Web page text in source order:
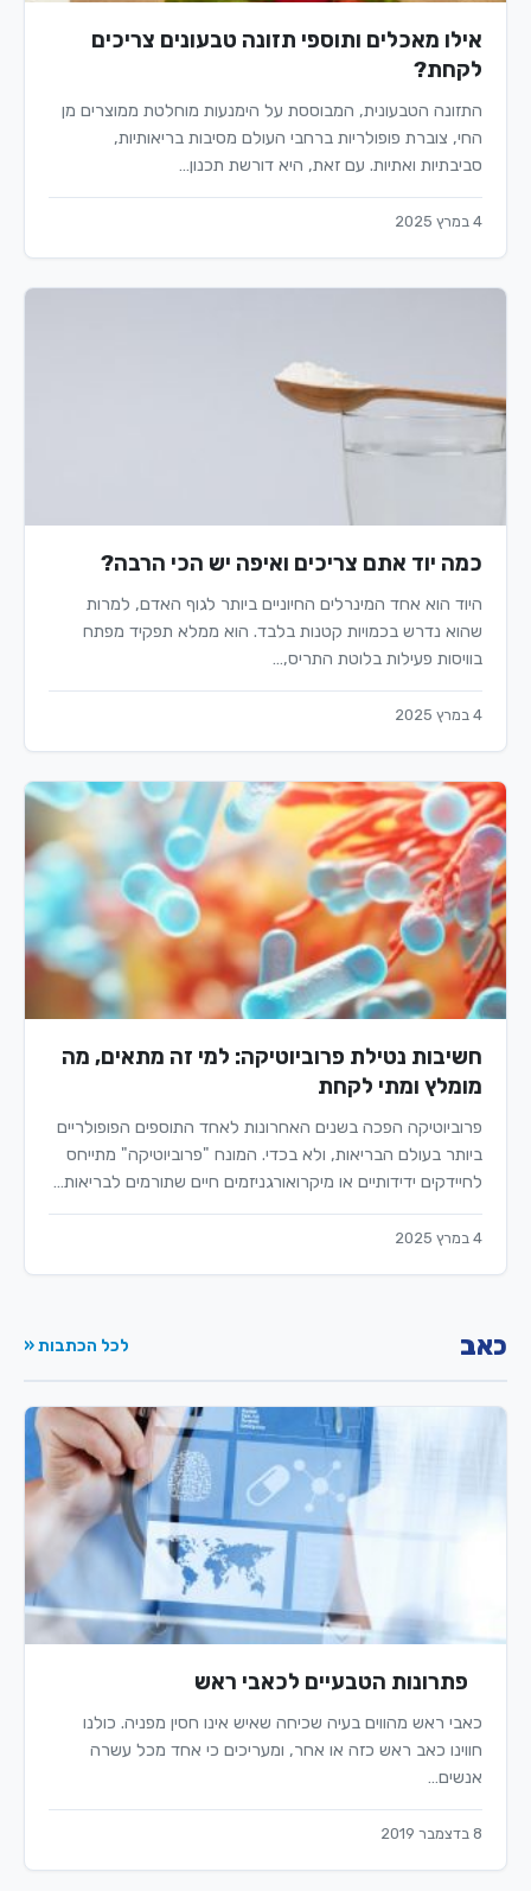
אילו מאכלים ותוספי תזונה טבעונים צריכים
לקחת?
התזונה הטבעונית, המבוססת על הימנעות מוחלטת ממוצרים מן
החי, צוברת פופולריות ברחבי העולם מסיבות בריאותיות,
סביבתיות ואתיות. עם זאת, היא דורשת תכנון…
4 במרץ 2025
כמה יוד אתם צריכים ואיפה יש הכי הרבה?
היוד הוא אחד המינרלים החיוניים ביותר לגוף האדם, למרות
שהוא נדרש בכמויות קטנות בלבד. הוא ממלא תפקיד מפתח
בוויסות פעילות בלוטת התריס,…
4 במרץ 2025
חשיבות נטילת פרוביוטיקה: למי זה מתאים, מה
מומלץ ומתי לקחת
פרוביוטיקה הפכה בשנים האחרונות לאחד התוספים הפופולריים
ביותר בעולם הבריאות, ולא בכדי. המונח "פרוביוטיקה" מתייחס
לחיידקים ידידותיים או מיקרואורגניזמים חיים שתורמים לבריאות…
4 במרץ 2025
כאב לכל הכתבות «
פתרונות הטבעיים לכאבי ראש
כאבי ראש מהווים בעיה שכיחה שאיש אינו חסין מפניה. כולנו
חווינו כאב ראש כזה או אחר, ומעריכים כי אחד מכל עשרה
אנשים…
8 בדצמבר 2019